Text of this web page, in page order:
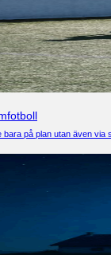
bara på plan utan även